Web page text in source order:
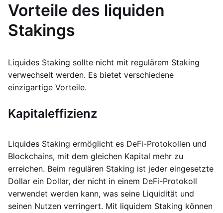
Vorteile des liquiden
Stakings
Liquides Staking sollte nicht mit regulärem Staking
verwechselt werden. Es bietet verschiedene
einzigartige Vorteile.
Kapitaleffizienz
Liquides Staking ermöglicht es DeFi-Protokollen und
Blockchains, mit dem gleichen Kapital mehr zu
erreichen. Beim regulären Staking ist jeder eingesetzte
Dollar ein Dollar, der nicht in einem DeFi-Protokoll
verwendet werden kann, was seine Liquidität und
seinen Nutzen verringert. Mit liquidem Staking können